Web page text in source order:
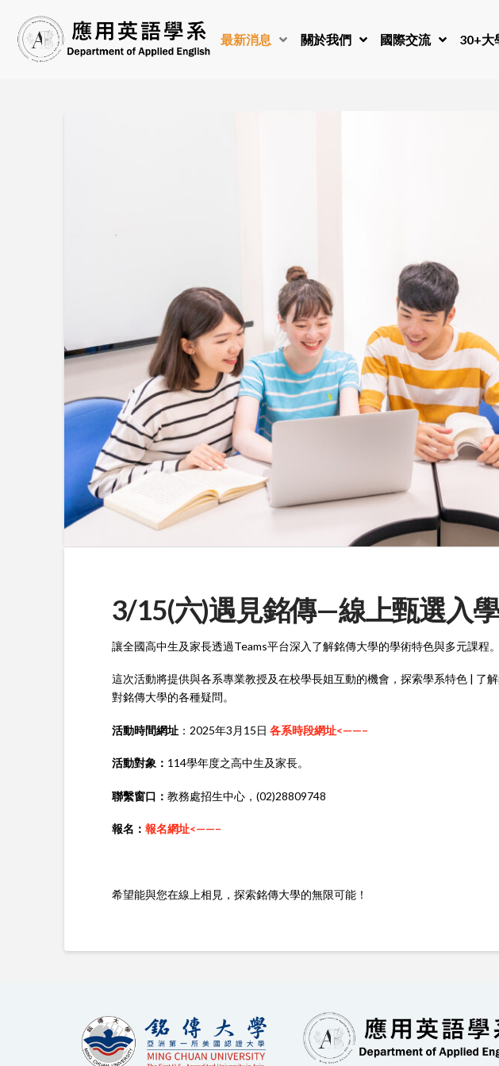
最新消息 關於我們 國際交流 30+大
3/15(六)遇見銘傳—線上甄選入
讓全國高中生及家長透過Teams平台深入了解銘傳大學的學術特色與多元課程。
這次活動將提供與各系專業教授及在校學長姐互動的機會，探索學系特色 | 了
對銘傳大學的各種疑問。
活動時間網址：2025年3月15日 各系時段網址<——–
活動對象： 114學年度之高中生及家長。
聯繫窗口： 教務處招生中心，(02)28809748
報名： 報名網址<——–
希望能與您在線上相見，探索銘傳大學的無限可能！